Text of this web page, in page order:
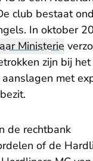
club bestaat
In oktober
Ministerie
zijn bij
met
de rechtbank
of de